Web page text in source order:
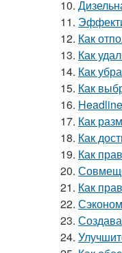
10.
11.
12. Как
13. Как
14. Как
15. Как
16.
17. Как
18. Как
19. Как
20.
21. Как
22.
23.
24.